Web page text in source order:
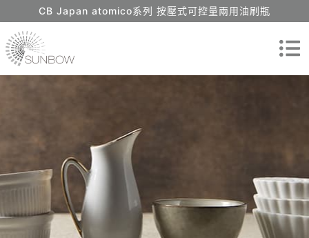
CB Japan atomico系列 按壓式可控量兩用油刷瓶